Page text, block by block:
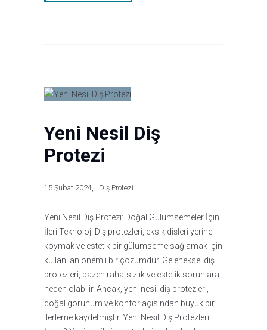
Yeni Nesil Diş
Protezi
15 Şubat 2024 Diş Protezi
Yeni Nesil Diş Protezi: Doğal Gülümsemeler İçin
İleri Teknoloji Diş protezleri, eksik dişleri yerine
koymak ve estetik bir gülümseme sağlamak için
kullanılan önemli bir çözümdür. Geleneksel diş
protezleri, bazen rahatsızlık ve estetik sorunlara
neden olabilir. Ancak, yeni nesil diş protezleri,
doğal görünüm ve konfor açısından büyük bir
ilerleme kaydetmiştir. Yeni Nesil Diş Protezleri